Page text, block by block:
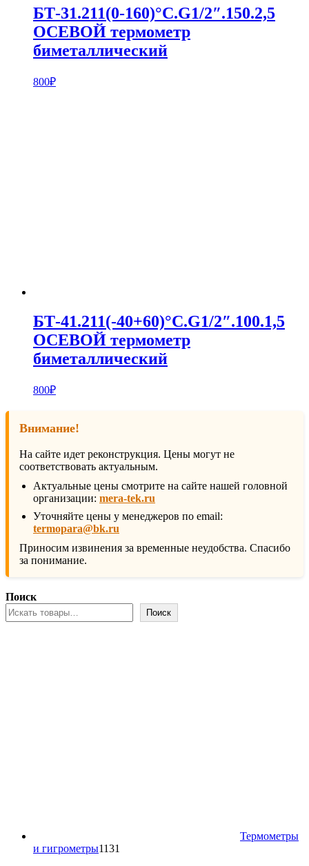
БТ-31.211(0-160)°С.G1/2″.150.2,5
ОСЕВОЙ термометр
биметаллический
800₽
БТ-41.211(-40+60)°С.G1/2″.100.1,5
ОСЕВОЙ термометр
биметаллический
800₽
Внимание!
На сайте идет реконструкция. Цены могут не
соответствовать актуальным.
Актуальные цены смотрите на сайте нашей головной
организации: mera-tek.ru
Уточняйте цены у менеджеров по email:
termopara@bk.ru
Приносим извинения за временные неудобства. Спасибо
за понимание.
Поиск
Поиск
Термометры
и гигрометры1131